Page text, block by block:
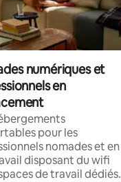
numériques et
en
pour les
nomades et en
disposant du wifi
de travail dédiés.